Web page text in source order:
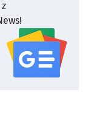
serwisu